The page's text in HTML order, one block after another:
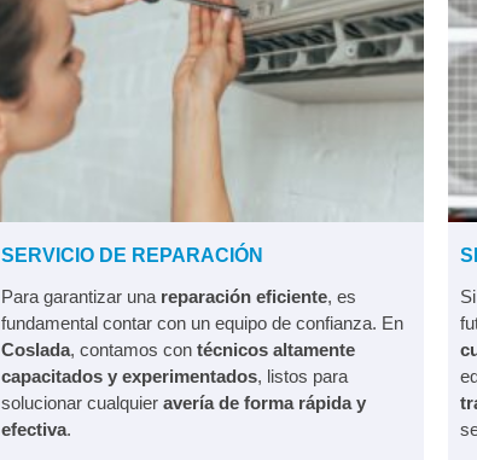
SERVICIO DE REPARACIÓN
Para garantizar una reparación eficiente, es
fundamental contar con un equipo de confianza. En
Coslada, contamos con técnicos altamente
capacitados y experimentados, listos para
solucionar cualquier avería de forma rápida y
efectiva.